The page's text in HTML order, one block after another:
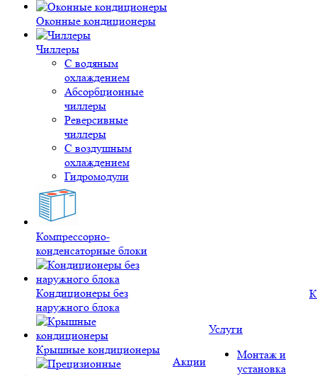
Оконные кондиционеры
Чиллеры
С водяным
охлаждением
Абсорбционные
чиллеры
Реверсивные
чиллеры
С воздушным
охлаждением
Гидромодули
Компрессорно-
конденсаторные блоки
Кондиционеры без
наружного блока
Крышные кондиционеры
Акции
Услуги
Монтаж и
установка